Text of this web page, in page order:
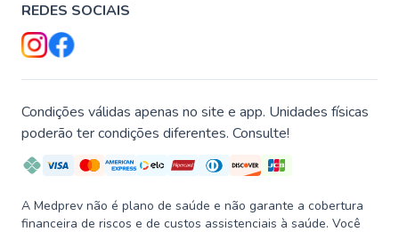
REDES SOCIAIS
Condições válidas apenas no site e app. Unidades físicas
poderão ter condições diferentes. Consulte!
A Medprev não é plano de saúde e não garante a cobertura
financeira de riscos e de custos assistenciais à saúde. Você